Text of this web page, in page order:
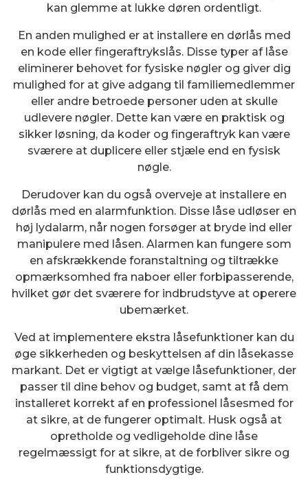
kan glemme at lukke døren ordentligt.
En anden mulighed er at installere en dørlås med
en kode eller fingeraftrykslås. Disse typer af låse
eliminerer behovet for fysiske nøgler og giver dig
mulighed for at give adgang til familiemedlemmer
eller andre betroede personer uden at skulle
udlevere nøgler. Dette kan være en praktisk og
sikker løsning, da koder og fingeraftryk kan være
sværere at duplicere eller stjæle end en fysisk
nøgle.
Derudover kan du også overveje at installere en
dørlås med en alarmfunktion. Disse låse udløser en
høj lydalarm, når nogen forsøger at bryde ind eller
manipulere med låsen. Alarmen kan fungere som
en afskrækkende foranstaltning og tiltrække
opmærksomhed fra naboer eller forbipasserende,
hvilket gør det sværere for indbrudstyve at operere
ubemærket.
Ved at implementere ekstra låsefunktioner kan du
øge sikkerheden og beskyttelsen af din låsekasse
markant. Det er vigtigt at vælge låsefunktioner, der
passer til dine behov og budget, samt at få dem
installeret korrekt af en professionel låsesmed for
at sikre, at de fungerer optimalt. Husk også at
opretholde og vedligeholde dine låse
regelmæssigt for at sikre, at de forbliver sikre og
funktionsdygtige.